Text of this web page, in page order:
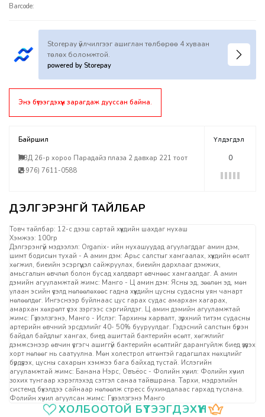
Barcode:
Storepay үйлчилгээг ашиглан төлбөрөө 4 хуваан
төлөх боломжтой.
powered by Storepay
Энэ бүтээгдэхүүн зарагдаж дууссан байна.
Байршил
БЗД 26-р хороо Парадайз плаза 2 давхар 221 тоот
(+976) 7611-0588
Үлдэгдэл
0
Товч тайлбар: 12-с дээш сартай хүүхдийн шахдаг нухаш
Хэмжээ: 100гр
Дэлгэрэнгүй мэдээлэл: Organix- ийн нухашуудад агуулагддаг амин дэм,
шимт бодисын тухай - А амин дэм: Арьс салстыг хамгаалах, хүүхдийн өсөлт
хөгжил, биеийн эсэргүүцэл сайжруулах, биеийн дархлааг дэмжих,
амьсгалын өвчлөл болон бусад халдварт өвчнөөс хамгаалдаг. А амин
дэмийн агууламжтай жимс: Манго - Ц амин дэм: Ясны эд, зөөлөн эд, мөн
улаан эсийн үүсэлд нөлөөлөхөөс гадна хүүхдийн цусны судасны уян чанарт
нөлөөлдөг. Ингэснээр буйлнаас цус гарах судас амархан хагарах,
амархан хөхрөлт үүсэх зэргээс сэргийлдэг. Ц амин дэмийн агууламжтай
жимс: Гүзээлзгэнэ, Манго - Ислэг: Тархины харвалт, зүрхний титэм судасны
артерийн өвчний эрсдэлийг 40- 50% бууруулдаг. Гэдэсний салстын бүрэн
байдал байдлыг хангах, биед ашигтай бактерийн өсөлт, хөгжлийг
дэмжсэнээр өвчин үүсгэгч ашиггүй бактерийн өсөлтийг дарангуйлж биед үзүүлэх
хорт нөлөөг нь саатуулна. Мөн холестрол өтгөнтэй гадагшлах нөхцлийг
бүрдүүлэх, цусны сахарын хэмжээ бага байхад тустай. Ислэгийн
агууламжтай жимс: Банана Нэрс, Овъёос - Фолийн хүчил: Фолийн хүчил
зохих тунгаар хэрэглэхэд сэтгэл санаа тайвшрана. Тархи, мэдрэлийн
системд бүхэлдээ сайнаар нөлөөлж стресс бухимдалаас гархад туслана.
Фолийн хүчил агуулсан жимс: Гүзээлзгэнэ Манго
ҮзүүлэлтүүдХОЛБООТОЙ БҮТЭЭГДЭХҮҮН